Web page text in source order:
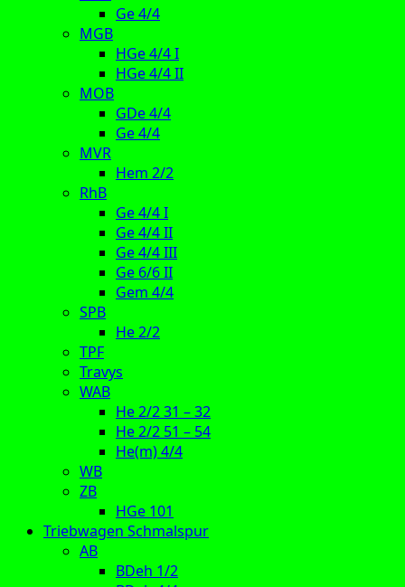
Ge 4/4
MGB
HGe 4/4 I
HGe 4/4 II
MOB
GDe 4/4
Ge 4/4
MVR
Hem 2/2
RhB
Ge 4/4 I
Ge 4/4 II
Ge 4/4 III
Ge 6/6 II
Gem 4/4
SPB
He 2/2
TPF
Travys
WAB
He 2/2 31 – 32
He 2/2 51 – 54
He(m) 4/4
WB
ZB
HGe 101
Triebwagen Schmalspur
AB
BDeh 1/2